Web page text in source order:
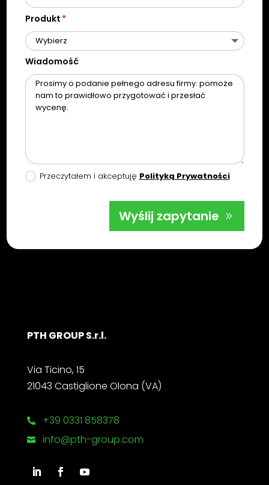
Produkt
Wiadomość
Przeczytałem i akceptuję Polityką Prywatności
Wyślij zapytanie
PTH GROUP S.r.l.
Via Ticino, 15
21043 Castiglione Olona (VA)
 +39 0331 858378
 info@pth-group.com